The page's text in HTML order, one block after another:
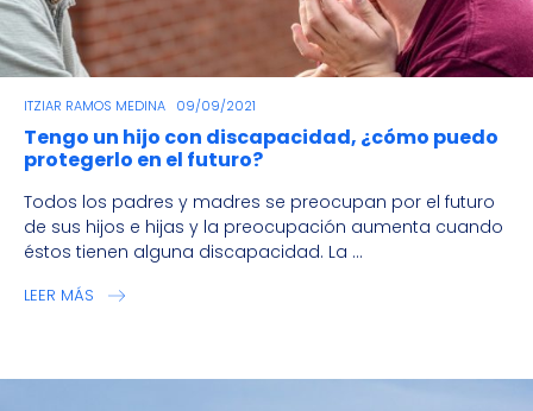
ITZIAR RAMOS MEDINA 09/09/2021
Tengo un hijo con discapacidad, ¿cómo puedo
protegerlo en el futuro?
Todos los padres y madres se preocupan por el futuro
de sus hijos e hijas y la preocupación aumenta cuando
éstos tienen alguna discapacidad. La ...
LEER MÁS